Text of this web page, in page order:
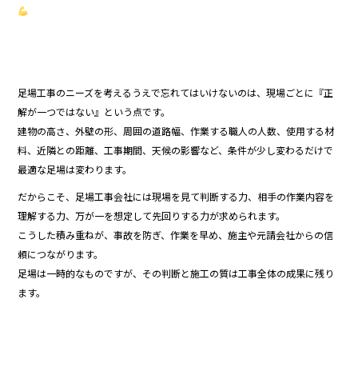
足場工事のニーズを考えるうえで忘れてはいけないのは、現場ごとに『正
解が一つではない』という点です。
建物の高さ、外壁の形、周囲の道路幅、作業する職人の人数、使用する材
料、近隣との距離、工事期間、天候の影響など、条件が少し変わるだけで
最適な足場は変わります。
だからこそ、足場工事会社には現場を見て判断する力、相手の作業内容を
理解する力、万が一を想定して先回りする力が求められます。
こうした積み重ねが、事故を防ぎ、作業を早め、施主や元請会社からの信
頼につながります。
足場は一時的なものですが、その判断と施工の質は工事全体の成果に残り
ます。